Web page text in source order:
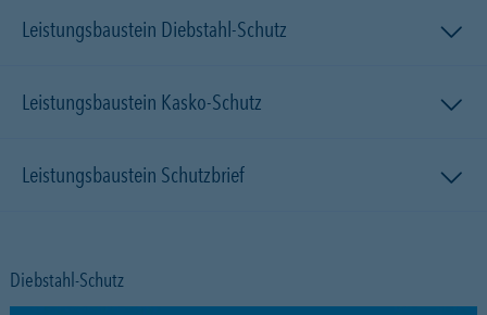
Leistungsbaustein Diebstahl-Schutz
Leistungsbaustein Kasko-Schutz
Leistungsbaustein Schutzbrief
Diebstahl-Schutz